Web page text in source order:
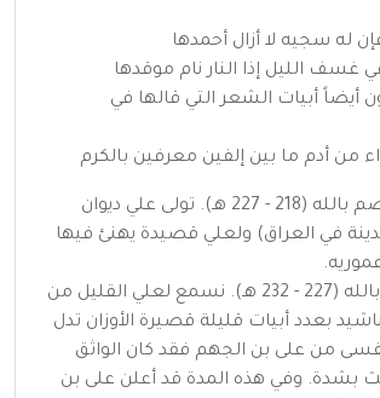
له سجيه لا أزال أحمدها
الليل إذا النار نام موقدها
أيضاً أبيات الشعر التي قالها في
من أدم ما بين إلفين معرفين بالكرم
في خلافة المعتصم بالله (218 - 227 هـ). تولى علي ديوان
في العراق) ولعلي قصيدة يهنئ فيها
في خلافة الواثق بالله (227 - 232 هـ). نسمع لعلي القليل من
بعدد أبيات قليلة قصيرة الأوزان تدل
من على بن الجهم فقد كان الواثق
بشدة. وفي هذه المدة قد أعلن على بن